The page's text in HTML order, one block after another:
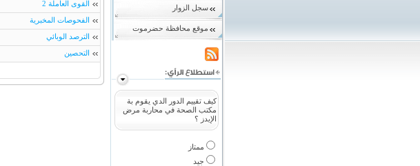
سجل الزوار
موقع محافظة حضرموت
كيف تقييم الدور الدي يقوم بة
مكتب الصحة في محاربة مرض
الإيدز ؟
ممتاز
جيد
القوى العاملة 2
الفحوصات المخبرية
الترصد الوبائي
التحصين